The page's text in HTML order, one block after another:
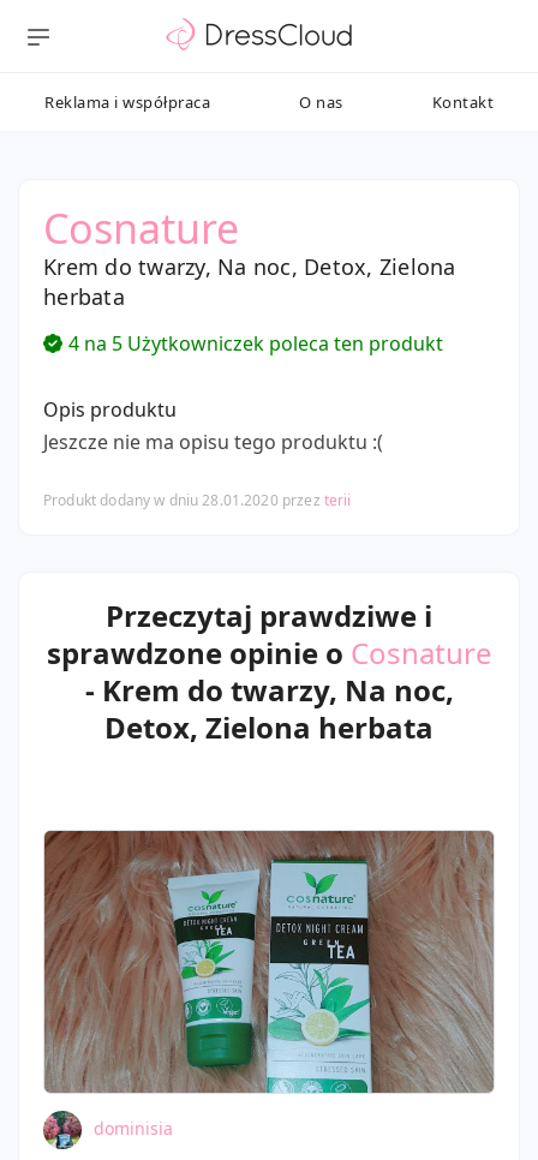
Reklama i współpraca O nas Kontakt
Cosnature
Krem do twarzy, Na noc, Detox, Zielona
herbata
4 na 5 Użytkowniczek poleca ten produkt
Opis produktu
Jeszcze nie ma opisu tego produktu :(
Produkt dodany w dniu 28.01.2020 przez terii
Przeczytaj prawdziwe i
sprawdzone opinie o Cosnature
- Krem do twarzy, Na noc,
Detox, Zielona herbata
dominisia